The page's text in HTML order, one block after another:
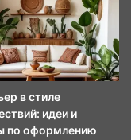
в стиле
идеи и
по оформлению